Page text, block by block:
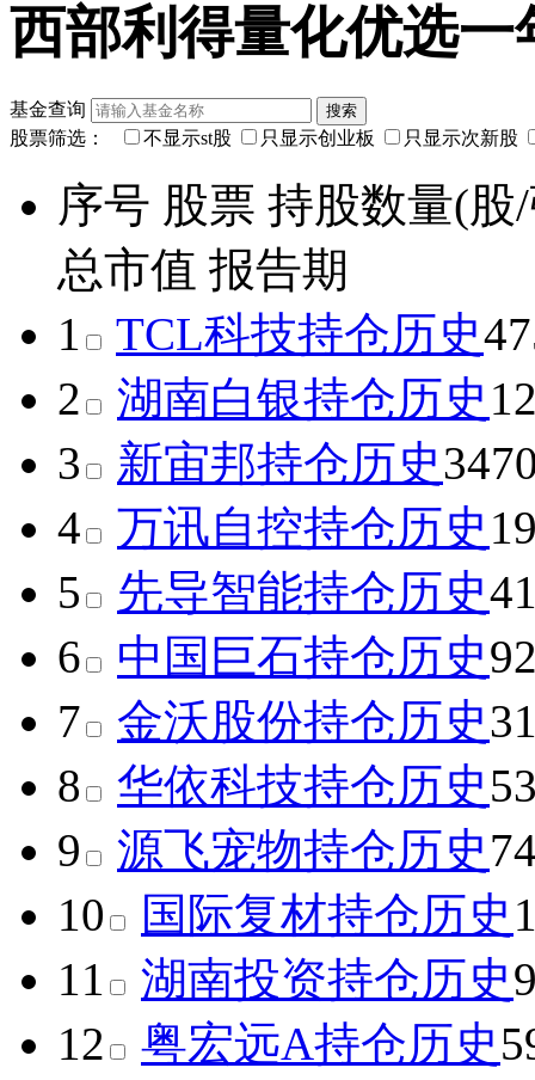
西部利得量化优选一
基金查询
股票筛选：
不显示st股 只显示创业板 只显示次新股
序号 股票 持股数量(
总市值 报告期
1
TCL科技持仓历史
2
湖南白银持仓历史
3
新宙邦持仓历史
4
万讯自控持仓历史
5
先导智能持仓历史
6
中国巨石持仓历史
7
金沃股份持仓历史
8
华依科技持仓历史
9
源飞宠物持仓历史
10
国际复材持仓历史
11
湖南投资持仓历史
12
粤宏远A持仓历史